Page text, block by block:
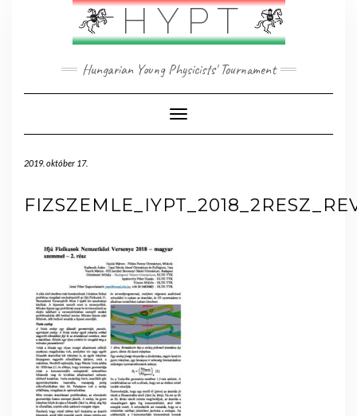
HYPT
Hungarian Young Physicists' Tournament
Toggle Navigation
2019. október 17.